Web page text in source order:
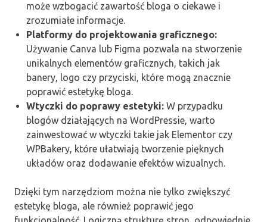
może wzbogacić zawartość bloga o ciekawe i
zrozumiałe informacje.
Platformy do projektowania graficznego:
Używanie Canva lub Figma pozwala na stworzenie
unikalnych elementów graficznych, takich jak
banery, logo czy przyciski, które mogą znacznie
poprawić estetykę bloga.
Wtyczki do poprawy estetyki: W przypadku
blogów działających na WordPressie, warto
zainwestować w wtyczki takie jak Elementor czy
WPBakery, które ułatwiają tworzenie pięknych
układów oraz dodawanie efektów wizualnych.
Dzięki tym narzędziom można nie tylko zwiększyć
estetykę bloga, ale również poprawić jego